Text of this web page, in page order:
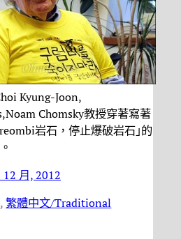
Kyung-Joon,
Chomsky教授穿著寫著
岩石，停止爆破岩石｣的
12 月, 2012
, 繁體中文/Traditional